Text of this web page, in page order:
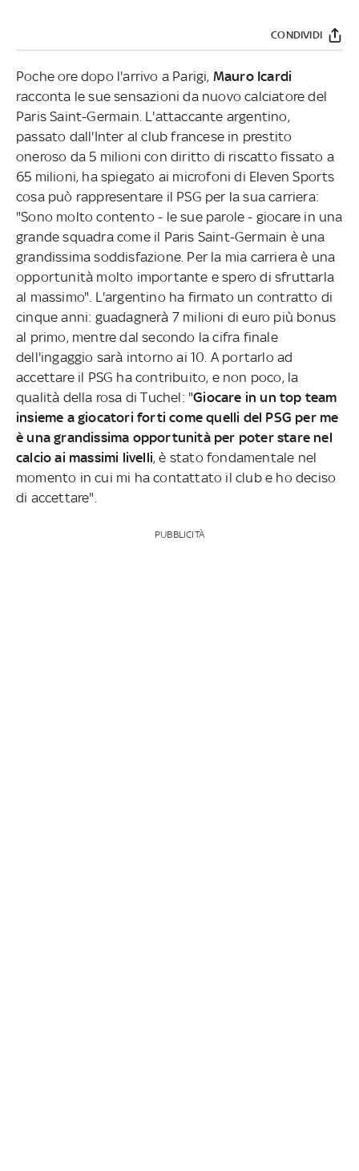
CONDIVIDI
Poche ore dopo l'arrivo a Parigi, Mauro Icardi
racconta le sue sensazioni da nuovo calciatore del
Paris Saint-Germain. L'attaccante argentino,
passato dall'Inter al club francese in prestito
oneroso da 5 milioni con diritto di riscatto fissato a
65 milioni, ha spiegato ai microfoni di Eleven Sports
cosa può rappresentare il PSG per la sua carriera:
"Sono molto contento - le sue parole - giocare in una
grande squadra come il Paris Saint-Germain è una
grandissima soddisfazione. Per la mia carriera è una
opportunità molto importante e spero di sfruttarla
al massimo". L'argentino ha firmato un contratto di
cinque anni: guadagnerà 7 milioni di euro più bonus
al primo, mentre dal secondo la cifra finale
dell'ingaggio sarà intorno ai 10. A portarlo ad
accettare il PSG ha contribuito, e non poco, la
qualità della rosa di Tuchel: "Giocare in un top team
insieme a giocatori forti come quelli del PSG per me
è una grandissima opportunità per poter stare nel
calcio ai massimi livelli, è stato fondamentale nel
momento in cui mi ha contattato il club e ho deciso
di accettare".
PUBBLICITÀ